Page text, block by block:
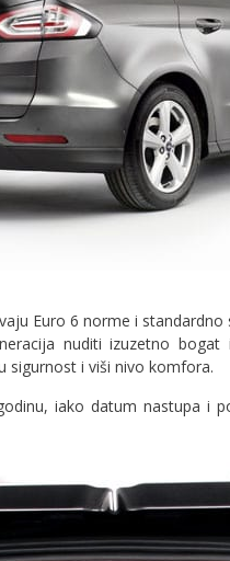
Euro 6 norme i
nuditi izuzetno
sigurnost i viši nivo komfora.
iako datum nastupa i